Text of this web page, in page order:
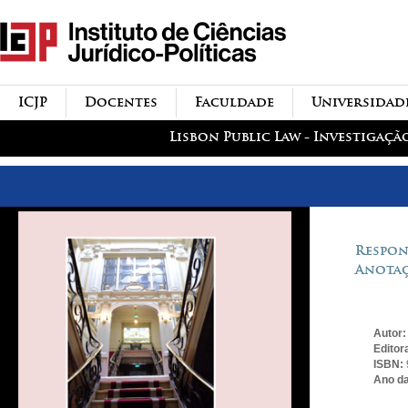
principal
icjp
menu-institucional Faculdade
Docentes
ICJP
Lisbon Public Law -
ISBN:
Ano